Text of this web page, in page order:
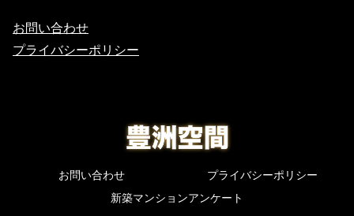
お問い合わせ
プライバシーポリシー
お問い合わせ
プライバシーポリシー
新築マンションアンケート